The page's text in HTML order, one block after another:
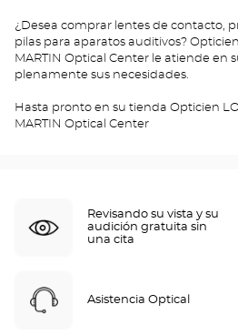
¿Desea comprar lentes de contacto,
pilas para aparatos auditivos?
MARTIN Optical Center le atiende en
plenamente sus necesidades.
Hasta pronto en su tienda Opticien
MARTIN Optical Center
Revisando su vista y su
audición gratuita sin
una cita
Asistencia Optical